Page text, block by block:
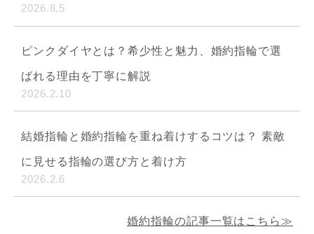
2026.8.5
ピンクダイヤとは？希少性と魅力、婚約指輪で選
ばれる理由を丁寧に解説
2026.2.10
結婚指輪と婚約指輪を重ね着けするコツは？ 素敵
に見せる指輪の選び方と着け方
2026.2.6
婚約指輪の記事一覧はこちら≫